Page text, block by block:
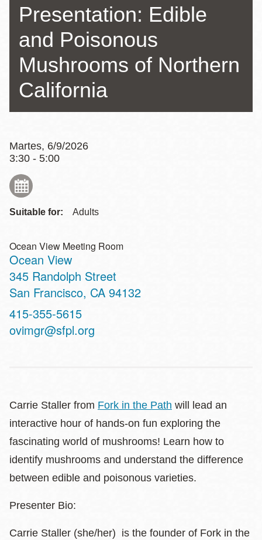
Presentation: Edible
and Poisonous
Mushrooms of Northern
California
Martes, 6/9/2026
3:30 - 5:00
Suitable for: Adults
Ocean View Meeting Room
Ocean View
Address
345 Randolph Street
San Francisco, CA 94132
Contact
Telephone
415-355-5615
ovimgr@sfpl.org
Carrie Staller from Fork in the Path will lead an
interactive hour of hands-on fun exploring the
fascinating world of mushrooms! Learn how to
identify mushrooms and understand the difference
between edible and poisonous varieties.
​Presenter Bio:
Carrie Staller (she/her) is the founder of Fork in the